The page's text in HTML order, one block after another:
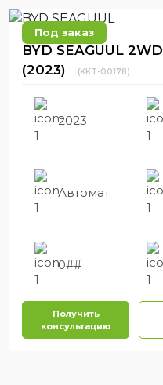
Под заказ
BYD SEAGUUL 2WD
(2023)
(KKT-00178)
2023
Автомат
0##
Получить
консультацию